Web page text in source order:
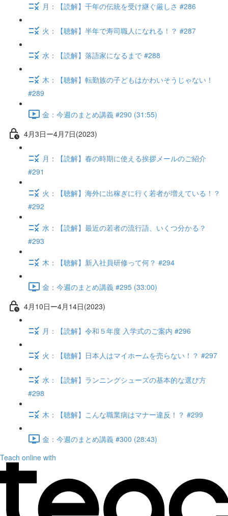
月：【読解】千年の伝統を受け継ぐ厳しさ #286
火：【聴解】半年で寿司職人になれる！？ #287
水：【読解】落語家になるまで #288
木：【聴解】転勤族の子どもはかわいそうじゃない！
#289
金：今週のまとめ講義 #290 (31:55)
4月3日ー4月7日(2023)
月：【読解】春の時期に使える挨拶メールのご紹介
#291
火：【聴解】海外に出稼ぎに行く若者が増えている！？
#292
水：【読解】最近の若者の流行語、いくつ分かる？
#293
木：【聴解】新入社員研修って何？ #294
金：今週のまとめ講義 #295 (33:00)
4月10日ー4月14日(2023)
月：【読解】令和５年度 入学式のご案内 #296
火：【聴解】日本人はマイホームを売らない！？ #297
水：【読解】ランニングシューズの基本的な選び方
#298
木：【聴解】こんな職業病はマナー違反！？ #299
金：今週のまとめ講義 #300 (28:43)
Teach online with